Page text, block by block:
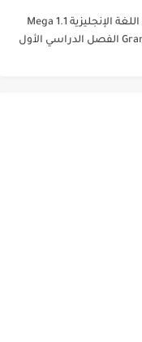
أول ثانوي | شرح قواعد اللغة الإنجليزية 1.1 Mega